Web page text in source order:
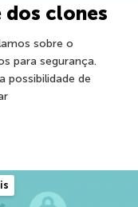
dos clones
sobre o
para segurança.
possibilidade de